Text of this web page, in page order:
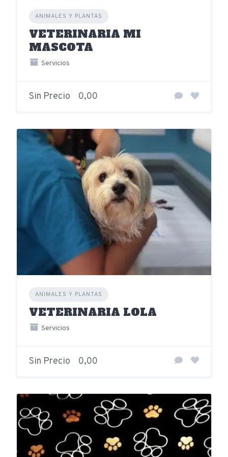
ANIMALES Y PLANTAS
VETERINARIA MI
MASCOTA
Servicios
Sin Precio 0,00
ANIMALES Y PLANTAS
VETERINARIA LOLA
Servicios
Sin Precio 0,00